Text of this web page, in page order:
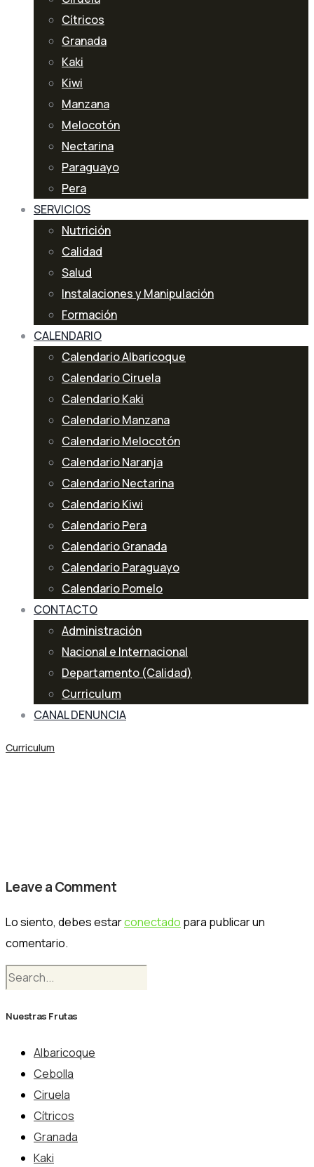
Cítricos
Granada
Kaki
Kiwi
Manzana
Melocotón
Nectarina
Paraguayo
Pera
SERVICIOS
Nutrición
Calidad
Salud
Instalaciones y Manipulación
Formación
CALENDARIO
Calendario Albaricoque
Calendario Ciruela
Calendario Kaki
Calendario Manzana
Calendario Melocotón
Calendario Naranja
Calendario Nectarina
Calendario Kiwi
Calendario Pera
Calendario Granada
Calendario Paraguayo
Calendario Pomelo
CONTACTO
Administración
Nacional e Internacional
Departamento (Calidad)
Curriculum
CANAL DENUNCIA
Curriculum
Leave a Comment
Lo siento, debes estarconectado para publicar un
comentario.
Nuestras Frutas
Albaricoque
Cebolla
Ciruela
Cítricos
Granada
Kaki